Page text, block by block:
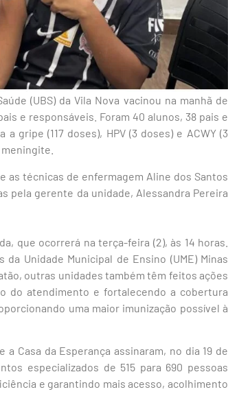
(UBS) da Vila Nova vacinou na manhã de
e responsáveis. Foram 40 alunos, 38 pais e
gripe (117 doses), HPV (3 doses) e ACWY (3
as técnicas de enfermagem Aline dos Santos
pela gerente da unidade, Alessandra Pereira
que ocorrerá na terça-feira (2), às 14 horas.
Unidade Municipal de Ensino (UME) Minas
outras unidades também têm feitos ações
do atendimento e fortalecendo a cobertura
uma maior imunização possível à
a Casa da Esperança assinaram, no dia 19 de
especializados de 515 para 690 pessoas
e garantindo mais acesso, acolhimento